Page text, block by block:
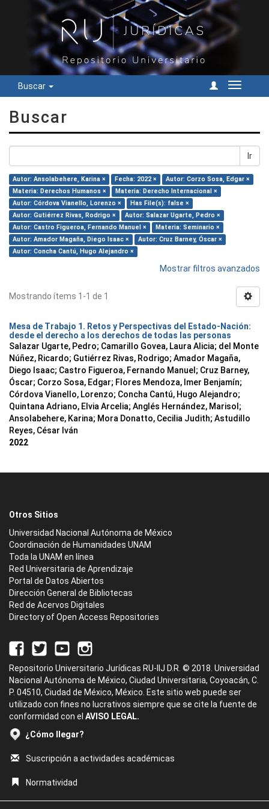
Buscar
Cambiar
Buscar
Ir
Autor: Ansolabehere, Karina × Fecha: 2022 ×
Autor: Corzo Sosa, Edgar ×
Materia: Derechos Humanos ×
Materia: Derecho Internacional ×
Autor: Córdova Vianello, Lorenzo ×
Has File(s): false ×
Autor: Gutiérrez Rivas, Rodrigo ×
Autor: Salazar Ugarte, Pedro ×
Autor: Castro Figueroa, Fernando Manuel ×
Materia: Seminario ×
Autor: Amador Magaña, Diego Isaac ×
Autor: Cruz Barney, Óscar ×
Autor: Concha Cantú, Hugo Alejandro ×
Mostrar filtros avanzados
Mostrando ítems 1-1 de 1
Mesa de Trabajo 1. Retos y Perspectivas del Estado-Nación:
desde el derecho a los derechos de todas las personas
Salazar Ugarte, Pedro; Camarillo Govea, Laura Alicia; del Monte
Núñez, Ricardo; Gutiérrez Rivas, Rodrigo; Amador Magaña,
Diego Isaac; Castro Figueroa, Fernando Manuel ; Cruz Barney,
Óscar; Corzo Sosa, Edgar; Flores Mendoza, Imer Benjamín;
Córdova Vianello, Lorenzo; Concha Cantú, Hugo Alejandro;
Quintana Adriano, Elvia Arcelia; Anglés Hernández, Marisol ;
Ansolabehere, Karina; Mora Donatto, Cecilia Judith; Astudillo
Reyes, César Iván
2022
Otros Sitios
Universidad Nacional Autónoma de México
Coordinación de Humanidades UNAM
Toda la UNAM en línea
Red Universitaria de Aprendizaje
Portal de Datos Abiertos
Dirección General de Bibliotecas
Red de Acervos Digitales
Directory of Open Access Repositories
Repositorio Universitario Jurídicas RU-IIJ D.R. © 2018. Universidad
Nacional Autónoma de México, Ciudad Universitaria, Coyoacán, C.
P. 04510, Ciudad de México, México. Este sitio web puede ser
utilizado con fines no lucrativos siempre que se cite la fuente de
conformidad con el AVISO LEGAL.
¿Cómo llegar?
Suscripción a actividades académicas
Normatividad